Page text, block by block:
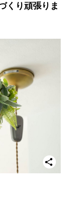
くり頑張りま